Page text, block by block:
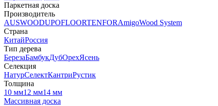
Паркетная доска
Производитель
AUSWOODUPOFLOORTENFORAmigoWood System
Страна
КитайРоссия
Тип дерева
БерезаБамбукДубОрехЯсень
Селекция
НатурСелектКантриРустик
Толщина
10 мм12 мм14 мм
Массивная доска